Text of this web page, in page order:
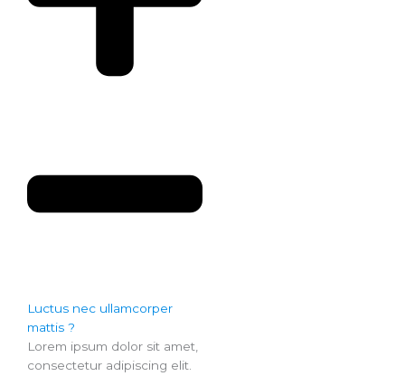
Luctus nec ullamcorper
mattis ?
Lorem ipsum dolor sit amet,
consectetur adipiscing elit.